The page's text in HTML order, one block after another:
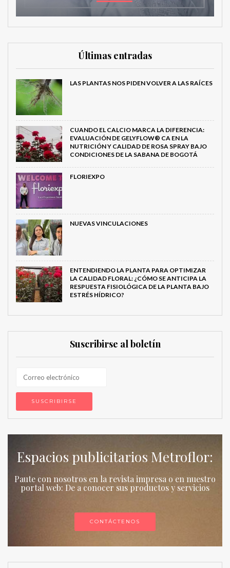
Últimas entradas
LAS PLANTAS NOS PIDEN VOLVER A LAS RAÍCES
CUANDO EL CALCIO MARCA LA DIFERENCIA:
EVALUACIÓN DE GELYFLOW® CA EN LA
NUTRICIÓN Y CALIDAD DE ROSA SPRAY BAJO
CONDICIONES DE LA SABANA DE BOGOTÁ
FLORIEXPO
NUEVAS VINCULACIONES
ENTENDIENDO LA PLANTA PARA OPTIMIZAR
LA CALIDAD FLORAL: ¿CÓMO SE ANTICIPA LA
RESPUESTA FISIOLÓGICA DE LA PLANTA BAJO
ESTRÉS HÍDRICO?
Suscribirse al boletín
Espacios publicitarios Metroflor:
Paute con nosotros en la revista impresa o en nuestro
portal web: De a conocer sus productos y servicios
CONTÁCTENOS